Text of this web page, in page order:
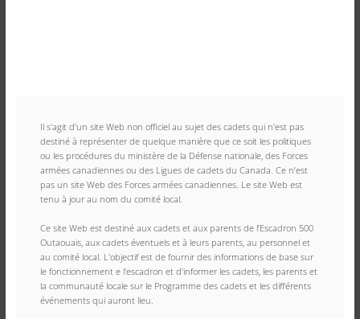
Il s'agit d'un site Web non officiel au sujet des cadets qui n'est pas
destiné à représenter de quelque manière que ce soit les politiques
ou les procédures du ministère de la Défense nationale, des Forces
armées canadiennes ou des Ligues de cadets du Canada. Ce n’est
pas un site Web des Forces armées canadiennes. Le site Web est
tenu à jour au nom du comité local.
Ce site Web est destiné aux cadets et aux parents de l’Escadron 500
Outaouais, aux cadets éventuels et à leurs parents, au personnel et
au comité local. L'objectif est de fournir des informations de base sur
le fonctionnement e l'escadron et d'informer les cadets, les parents et
la communauté locale sur le Programme des cadets et les différents
événements qui auront lieu.